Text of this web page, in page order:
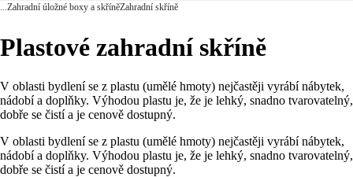
...Zahradní úložné boxy a skříněZahradní skříně
Plastové zahradní skříně
V oblasti bydlení se z plastu (umělé hmoty) nejčastěji vyrábí nábytek,
nádobí a doplňky. Výhodou plastu je, že je lehký, snadno tvarovatelný,
dobře se čistí a je cenově dostupný.
V oblasti bydlení se z plastu (umělé hmoty) nejčastěji vyrábí nábytek,
nádobí a doplňky. Výhodou plastu je, že je lehký, snadno tvarovatelný,
dobře se čistí a je cenově dostupný.